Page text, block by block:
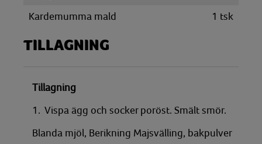
Kardemumma mald
1 tsk
TILLAGNING
Tillagning
1. Vispa ägg och socker poröst. Smält smör.
Blanda mjöl, Berikning Majsvälling, bakpulver